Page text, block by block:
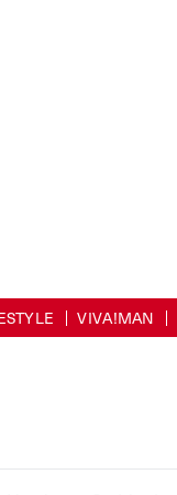
VIVA!MAN